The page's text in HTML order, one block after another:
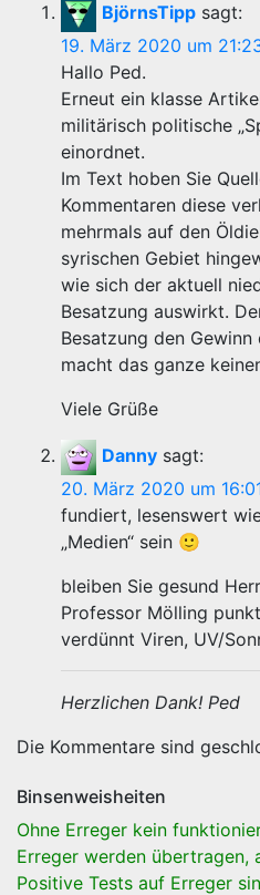
BjörnsTipp sagt:
19. März 2020 um
Hallo Ped.
Erneut ein klasse
militärisch politische
einordnet.
Im Text hoben Sie
Kommentaren diese
mehrmals auf den
syrischen Gebiet
wie sich der aktuell
Besatzung auswirkt.
Besatzung den
macht das ganze
Viele Grüße
Danny sagt:
20. März 2020 um
fundiert, lesenswert
„Medien“ sein 🙂
bleiben Sie gesund
Professor Mölling
verdünnt Viren, UV/
Herzlichen Dank! Ped
Die Kommentare sind
Binsenweisheiten
Ohne Erreger kein
Erreger werden übertragen,
Positive Tests auf Erreger